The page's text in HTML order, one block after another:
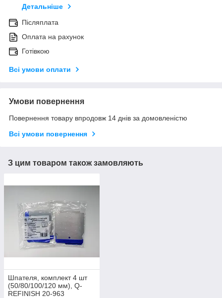
Детальніше
Післяплата
Оплата на рахунок
Готівкою
Всі умови оплати
Умови повернення
Повернення товару впродовж 14 днів за домовленістю
Всі умови повернення
З цим товаром також замовляють
Шпателя, комплект 4 шт
(50/80/100/120 мм), Q-
REFINISH 20-963